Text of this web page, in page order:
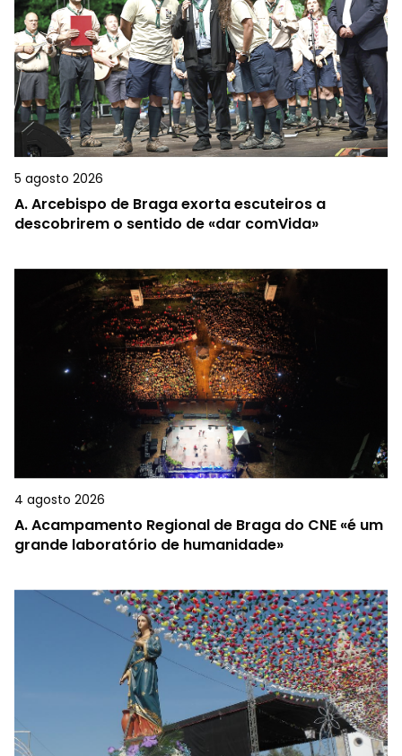
5 agosto 2026
A.Arcebispo de Braga exorta escuteiros a
descobrirem o sentido de «dar comVida»
4 agosto 2026
A.Acampamento Regional de Braga do CNE «é um
grande laboratório de humanidade»